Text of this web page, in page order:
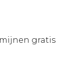
gratis